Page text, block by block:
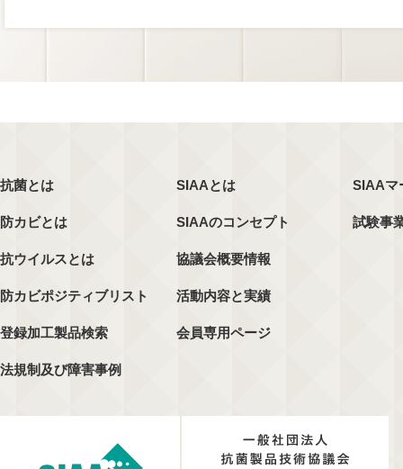
抗菌とは
防カビとは
抗ウイルスとは
防カビポジティブリスト
登録加工製品検索
法規制及び障害事例
SIAAとは
SIAAのコンセプト
協議会概要情報
活動内容と実績
会員専用ページ
SIAAマ
試験事